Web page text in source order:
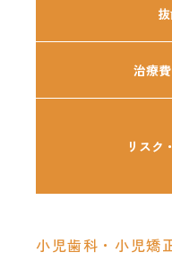
治療
リスク
小児歯科・小児矯